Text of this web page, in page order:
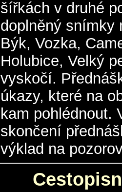
šířkách v druhé
doplněný snímky
Býk, Vozka,
Holubice, Velký
vyskočí.
úkazy, které na
kam pohlédnout.
skončení
výklad na